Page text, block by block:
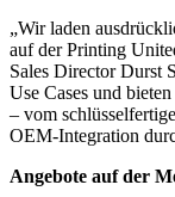
„Wir laden
auf der Printing
Sales Director Durst
Use Cases und
– vom
OEM-Integration
Angebote auf der